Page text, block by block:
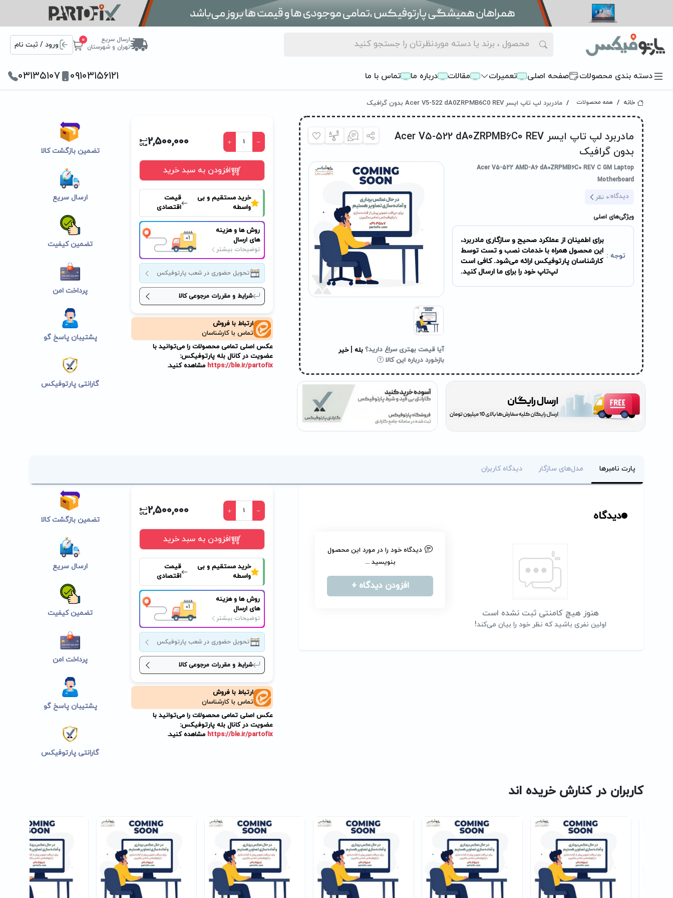
ارسال سریع
تهران و شهرستان
0
ورود / ثبت نام
دسته بندی محصولات صفحه اصلی تعمیرات مقالات درباره ما تماس با ما ۰۹۱۰۳۱۵۶۱۲۱ ۰۳۱۳۵۱۰۷
خانه همه محصولات مادربرد لپ تاپ ایسر Acer V5-522 dA0ZRPMB6C0 REV بدون گرافیک
مادربرد لپ تاپ ایسر Acer V5-522 dA0ZRPMB6C0 REV
بدون گرافیک
Acer V5-522 AMD-A6 dA0ZRPMB6C0 REV C GM Laptop
Motherboard
دیدگاه:0 نظر
ویژگی‌های اصلی
توجه :
برای اطمینان از عملکرد صحیح و سازگاری مادربرد،
این محصول همراه با خدمات نصب و تست توسط
کارشناسان پارتوفیکس ارائه می‌شود. کافی است
لپ‌تاپ خود را برای ما ارسال کنید.
آیا قیمت بهتری سراغ دارید؟ بله
خیر
بازخورد درباره این کالا
2,500,000
افزودن به سبد خرید
خرید مستقیم و بی
واسطه
قیمت
اقتصادی
روش ها و هزینه
های ارسال
توضیحات بیشتر
تحویل حضوری در شعب پارتوفیکس
شرایط و مقررات مرجوعی کالا
ارتباط با فروش
تماس با کارشناسان
عکس اصلی تمامی محصولات را می‌توانید با
عضویت در کانال بله پارتوفیکس:
https://ble.ir/partofix مشاهده کنید.
تضمین بازگشت کالا
ارسال سریع
تضمین کیفیت
پرداخت امن
پشتیبان پاسخ گو
گارانتی پارتوفیکس
پارت نامبرها مدل‌های سازگار دیدگاه کاربران
2,500,000
افزودن به سبد خرید
خرید مستقیم و بی
واسطه
قیمت
اقتصادی
روش ها و هزینه
های ارسال
توضیحات بیشتر
تحویل حضوری در شعب پارتوفیکس
شرایط و مقررات مرجوعی کالا
ارتباط با فروش
تماس با کارشناسان
عکس اصلی تمامی محصولات را می‌توانید با
عضویت در کانال بله پارتوفیکس:
https://ble.ir/partofix مشاهده کنید.
تضمین بازگشت کالا
ارسال سریع
تضمین کیفیت
پرداخت امن
پشتیبان پاسخ گو
گارانتی پارتوفیکس
دیدگاه
هنوز هیچ کامنتی ثبت نشده است
اولین نفری باشید که نظر خود را بیان می‌کند!
دیدگاه خود را در مورد این محصول
بنویسید ...
افزودن دیدگاه +
کاربران در کنارش خریده اند